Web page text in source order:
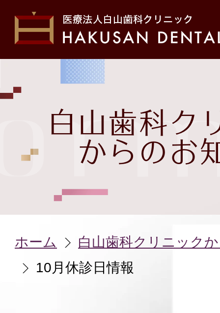
ホーム
院長・スタッフ紹介
お問い合わせ 治
白山歯科クリニックから
お知らせ
白山歯科ク
からのお
ホーム
白山歯科クリニック
10月休診日情報